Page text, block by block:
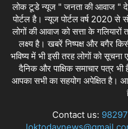
लोक टूडे न्यूज " जनता की आवाज "
पोर्टल है। न्यूज पोर्टल वर्ष 2020 से
लोगों की आवाज को सत्ता के
लक्ष्य है। खबरें निष्पक्ष और बगैर
भविष्य में भी इसी तरह लोगों को
दैनिक और पाक्षिक समाचार पत्र
आपका सभी का सहयोग अपेक्षित है।
Contact us: